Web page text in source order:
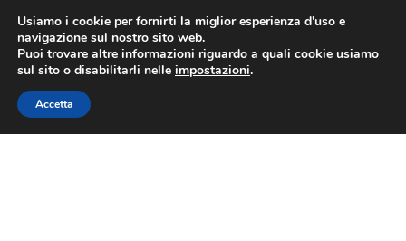
CONSEGNA da 7 EUR
Lun-Ven 9:00 - 16:00/800 580 290
Vai
alla
navigazione
Vai
al
contenuto
Usiamo i cookie per fornirti la miglior esperienza d'uso e
navigazione sul nostro sito web.
Puoi trovare altre informazioni riguardo a quali cookie usiamo
sul sito o disabilitarli nelle impostazioni.
Accetta